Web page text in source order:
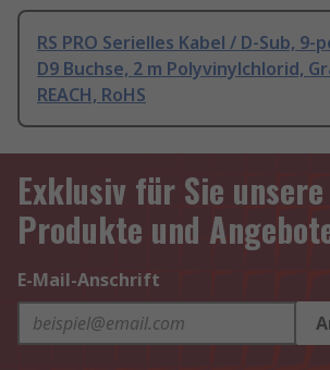
RS PRO Serielles Kabel / D-Sub, 9-
D9 Buchse, 2 m Polyvinylchlorid,
REACH, RoHS
Exklusiv für Sie
Produkte und
E-Mail-Anschrift